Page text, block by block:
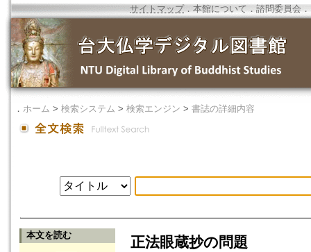
サイトマップ．本館について ． 諮問委員会 ．
． ホーム > 検索システム > 検索エンジン > 書誌の詳細内容
本文を読む 正法眼蔵抄の問題